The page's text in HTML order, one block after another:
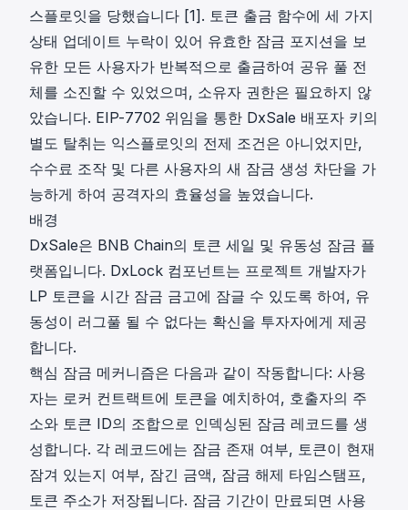
스플로잇을 당했습니다 [1] . 토큰 출금 함수에 세 가지
상태 업데이트 누락이 있어 유효한 잠금 포지션을 보
유한 모든 사용자가 반복적으로 출금하여 공유 풀 전
체를 소진할 수 있었으며, 소유자 권한은 필요하지 않
았습니다. EIP-7702 위임을 통한 DxSale 배포자 키의
별도 탈취는 익스플로잇의 전제 조건은 아니었지만,
수수료 조작 및 다른 사용자의 새 잠금 생성 차단을 가
능하게 하여 공격자의 효율성을 높였습니다.
배경
DxSale은 BNB Chain의 토큰 세일 및 유동성 잠금 플
랫폼입니다. DxLock 컴포넌트는 프로젝트 개발자가
LP 토큰을 시간 잠금 금고에 잠글 수 있도록 하여, 유
동성이 러그풀 될 수 없다는 확신을 투자자에게 제공
합니다.
핵심 잠금 메커니즘은 다음과 같이 작동합니다: 사용
자는 로커 컨트랙트에 토큰을 예치하여, 호출자의 주
소와 토큰 ID의 조합으로 인덱싱된 잠금 레코드를 생
성합니다. 각 레코드에는 잠금 존재 여부, 토큰이 현재
잠겨 있는지 여부, 잠긴 금액, 잠금 해제 타임스탬프,
토큰 주소가 저장됩니다. 잠금 기간이 만료되면 사용